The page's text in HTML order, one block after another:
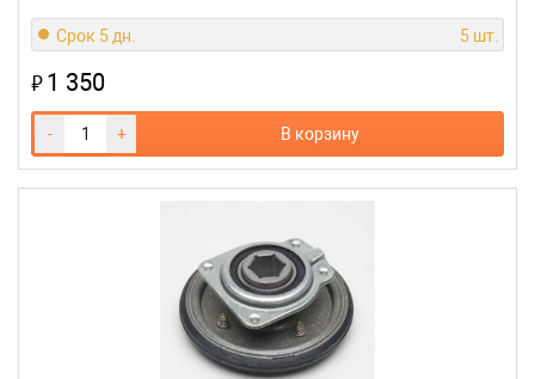
Срок 5 дн. 5 шт.
₽1 350
- + В корзину